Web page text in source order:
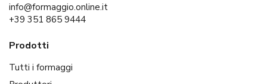
info@formaggio.online.it
+39 351 865 9444
Prodotti
Tutti i formaggi